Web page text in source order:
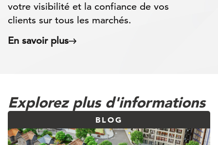
votre visibilité et la confiance de vos
clients sur tous les marchés.
En savoir plus
Explorez plus d'informations
BLOG